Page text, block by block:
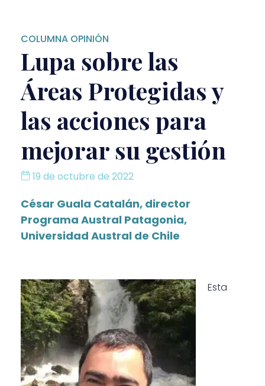
COLUMNA OPINIÓN
Lupa sobre las
Áreas Protegidas y
las acciones para
mejorar su gestión
19 de octubre de 2022
César Guala Catalán, director
Programa Austral Patagonia,
Universidad Austral de Chile
Esta